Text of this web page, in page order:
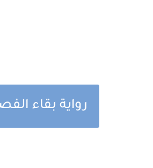
رواية بقاء